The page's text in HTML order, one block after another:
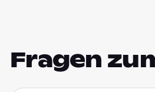
Fragen